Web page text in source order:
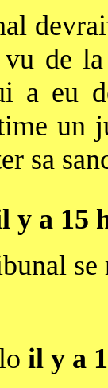
vu de
a eu
un
sa
y a 15
il y a